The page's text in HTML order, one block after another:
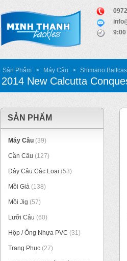
Sản Phẩm > Máy Câu > Shimano
2014 New Calcutta
SẢN PHẨM
Máy Câu (39)
Cần Câu (127)
Dây Câu Các Loại (53)
Mồi Giả (138)
Mồi Jig (57)
Lưỡi Câu (60)
Hộp / Ống Nhựa PVC (31)
Trang Phục (27)